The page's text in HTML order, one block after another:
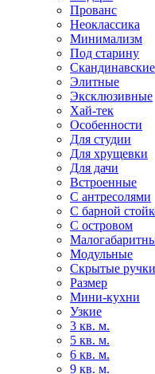
Прованс
Неоклассика
Минимализм
Под старину
Скандинавские
Элитные
Эксклюзивные
Хай-тек
Особенности
Для студии
Для хрущевки
Для дачи
Встроенные
С антресолями
С барной
С островом
Модульные
Скрытые ручки
Размер
Мини-кухни
Узкие
3 кв. м.
5 кв. м.
6 кв. м.
9 кв. м.